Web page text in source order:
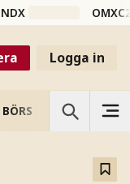
NDX
Logga in
BÖRS VETENSKAP